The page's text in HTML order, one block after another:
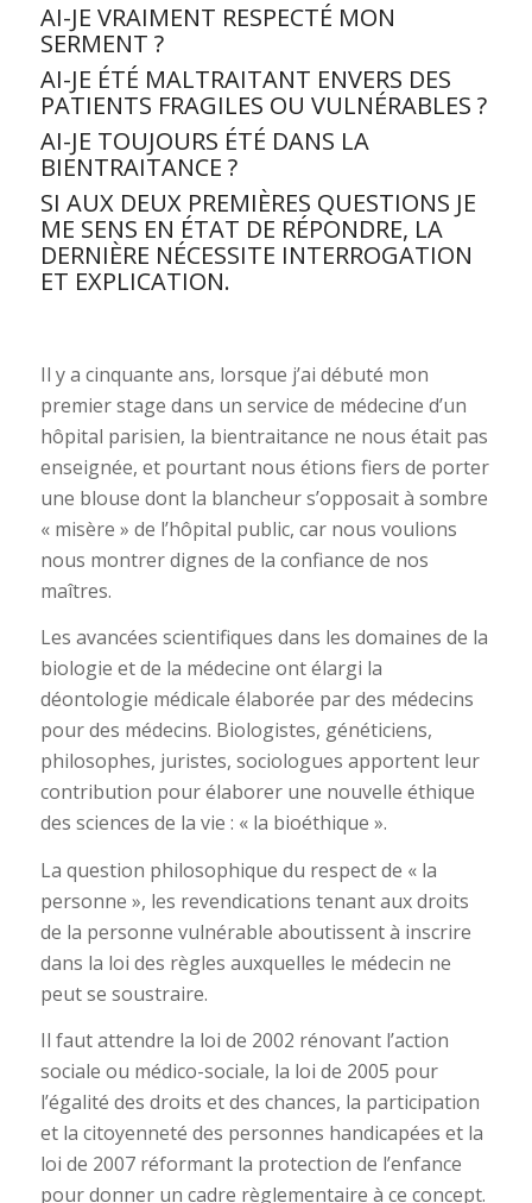
AI-JE VRAIMENT RESPECTÉ MON
SERMENT ?
AI-JE ÉTÉ MALTRAITANT ENVERS DES
PATIENTS FRAGILES OU VULNÉRABLES ?
AI-JE TOUJOURS ÉTÉ DANS LA
BIENTRAITANCE ?
SI AUX DEUX PREMIÈRES QUESTIONS JE
ME SENS EN ÉTAT DE RÉPONDRE, LA
DERNIÈRE NÉCESSITE INTERROGATION
ET EXPLICATION.
Il y a cinquante ans, lorsque j’ai débuté mon
premier stage dans un service de médecine d’un
hôpital parisien, la bientraitance ne nous était pas
enseignée, et pourtant nous étions fiers de porter
une blouse dont la blancheur s’opposait à sombre
« misère » de l’hôpital public, car nous voulions
nous montrer dignes de la confiance de nos
maîtres.
Les avancées scientifiques dans les domaines de la
biologie et de la médecine ont élargi la
déontologie médicale élaborée par des médecins
pour des médecins. Biologistes, généticiens,
philosophes, juristes, sociologues apportent leur
contribution pour élaborer une nouvelle éthique
des sciences de la vie : « la bioéthique ».
La question philosophique du respect de « la
personne », les revendications tenant aux droits
de la personne vulnérable aboutissent à inscrire
dans la loi des règles auxquelles le médecin ne
peut se soustraire.
Il faut attendre la loi de 2002 rénovant l’action
sociale ou médico-sociale, la loi de 2005 pour
l’égalité des droits et des chances, la participation
et la citoyenneté des personnes handicapées et la
loi de 2007 réformant la protection de l’enfance
pour donner un cadre règlementaire à ce concept.